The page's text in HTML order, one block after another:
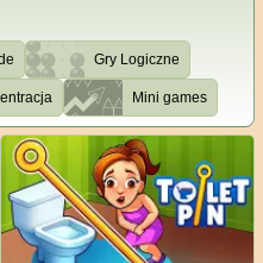
Gry Logiczne
Mini games